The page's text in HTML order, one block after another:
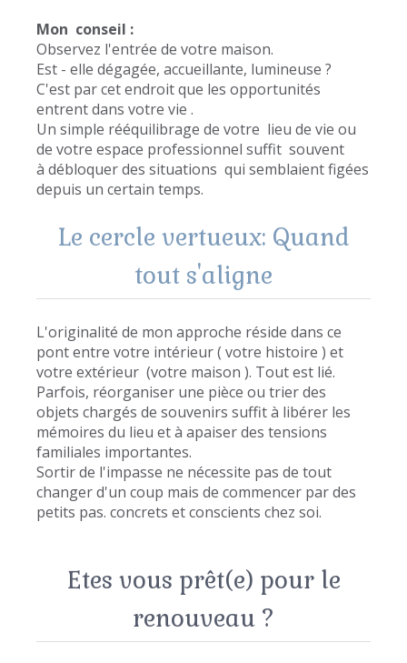
Mon conseil :
Observez l'entrée de votre maison.
Est - elle dégagée, accueillante, lumineuse ?
C'est par cet endroit que les opportunités
entrent dans votre vie .
Un simple rééquilibrage de votre lieu de vie ou
de votre espace professionnel suffit souvent
à débloquer des situations qui semblaient figées
depuis un certain temps.
Le cercle vertueux: Quand
tout s'aligne
L'originalité de mon approche réside dans ce
pont entre votre intérieur ( votre histoire ) et
votre extérieur (votre maison ). Tout est lié.
Parfois, réorganiser une pièce ou trier des
objets chargés de souvenirs suffit à libérer les
mémoires du lieu et à apaiser des tensions
familiales importantes.
Sortir de l'impasse ne nécessite pas de tout
changer d'un coup mais de commencer par des
petits pas. concrets et conscients chez soi.
Etes vous prêt(e) pour le
renouveau ?